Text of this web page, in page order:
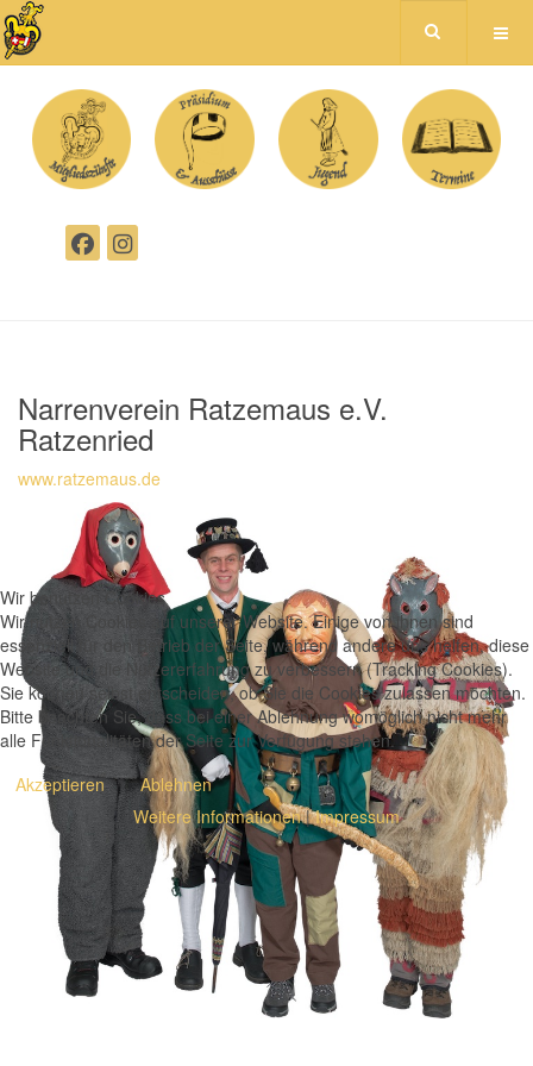
Narrenverein Ratzemaus e.V.
Ratzenried
www.ratzemaus.de
Wir benutzen Cookies
Wir nutzen Cookies auf unserer Website. Einige von ihnen sind
essenziell für den Betrieb der Seite, während andere uns helfen, diese
Website und die Nutzererfahrung zu verbessern (Tracking Cookies).
Sie können selbst entscheiden, ob Sie die Cookies zulassen möchten.
Bitte beachten Sie, dass bei einer Ablehnung womöglich nicht mehr
alle Funktionalitäten der Seite zur Verfügung stehen.
Akzeptieren
Ablehnen
Weitere Informationen|Impressum